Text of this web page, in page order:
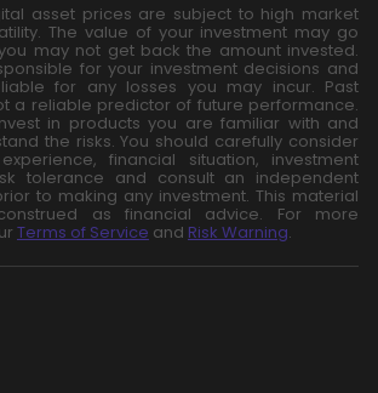
asset prices are subject to high market
The value of your investment may go
may not get back the amount invested.
for your investment decisions and
for any losses you may incur. Past
a reliable predictor of future performance.
in products you are familiar with and
the risks. You should carefully consider
financial situation, investment
tolerance and consult an independent
to making any investment. This material
as financial advice. For more
Terms of Service and Risk Warning.